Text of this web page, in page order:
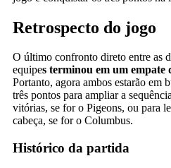
Retrospecto do jogo
O último confronto direto entre as
equipes terminou em um empate
Portanto, agora ambos estarão em
três pontos para ampliar a
vitórias, se for o Pigeons, ou para
cabeça, se for o Columbus.
Histórico da partida